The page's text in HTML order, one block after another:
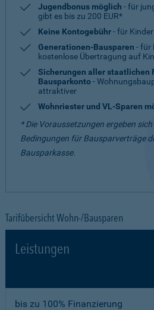
Jugendbonus möglich - für
gibt es bis zu 200 EUR*
Keine Kontogebühr- für
Generationen-Bausparen - für
kostenlose Übertragung auf
Sicherungen aller staatlichen
Bausparkonto-
attraktiver
Wohnriester und VL-Sparen
* Die Voraussetzungen ergeben
Bedingungen für Bausparverträge
Bausparkasse.
Tarifübersicht Wohn-/Bausparen
Leistungen
bis zu 100% Finanzierung